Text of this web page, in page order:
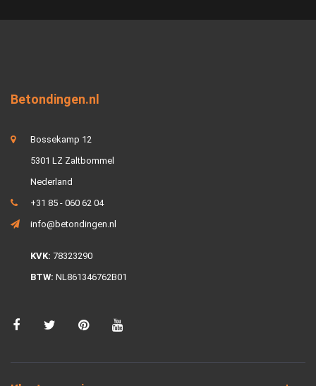
Betondingen.nl
Bossekamp 12
5301 LZ Zaltbommel
Nederland
+31 85 - 060 62 04
info@betondingen.nl
KVK: 78323290
BTW: NL861346762B01